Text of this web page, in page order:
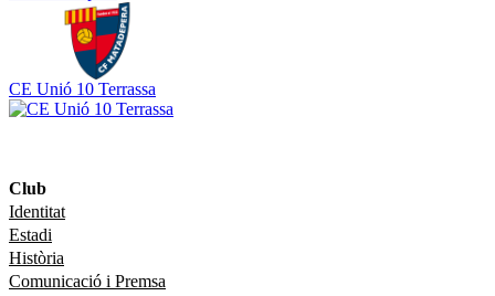
CE Unió 10 Terrassa
Club
Identitat
Estadi
Història
Comunicació i Premsa